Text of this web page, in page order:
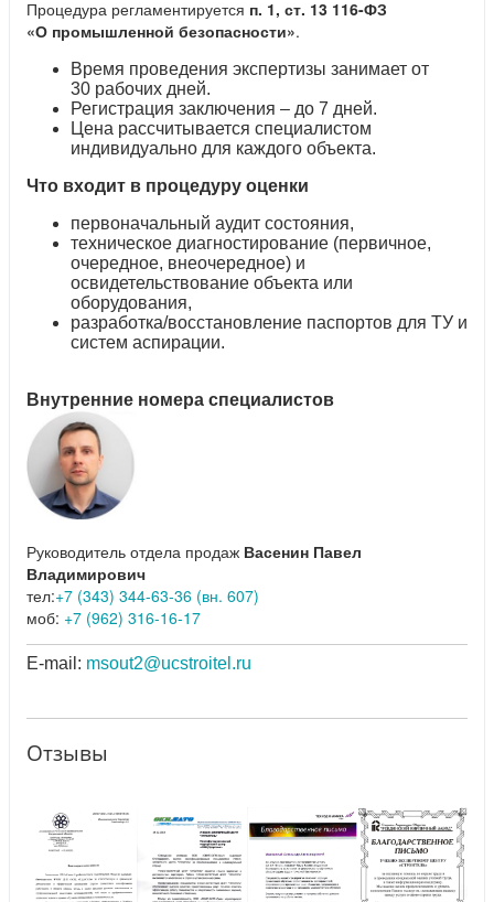
Процедура регламентируется п. 1, ст. 13 116-ФЗ
«О промышленной безопасности».
Время проведения экспертизы занимает от
30 рабочих дней.
Регистрация заключения – до 7 дней.
Цена рассчитывается специалистом
индивидуально для каждого объекта.
Что входит в процедуру оценки
первоначальный аудит состояния,
техническое диагностирование (первичное,
очередное, внеочередное) и
освидетельствование объекта или
оборудования,
разработка/восстановление паспортов для ТУ и
систем аспирации.
Внутренние номера специалистов
Руководитель отдела продаж Васенин Павел
Владимирович
тел:+7 (343) 344-63-36 (вн. 607)
моб: +7 (962) 316-16-17
E-mail: msout2@ucstroitel.ru
Отзывы